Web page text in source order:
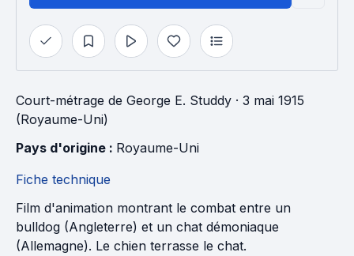
Court-métrage de George E. Studdy · 3 mai 1915
(Royaume-Uni)
Pays d'origine : Royaume-Uni
Fiche technique
Film d'animation montrant le combat entre un
bulldog (Angleterre) et un chat démoniaque
(Allemagne). Le chien terrasse le chat.